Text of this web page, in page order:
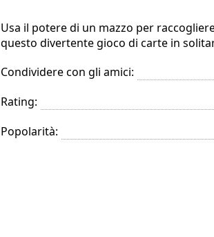
Usa il potere di un mazzo per
questo divertente gioco di carte in
Condividere con gli amici:
Rating:
Popolarità: